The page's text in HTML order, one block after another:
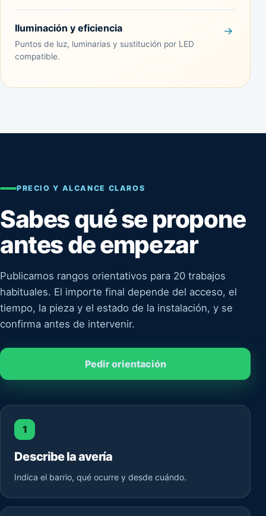
Iluminación y eficiencia
Puntos de luz, luminarias y sustitución por LED
compatible.
PRECIO Y ALCANCE CLAROS
Sabes qué se propone
antes de empezar
Publicamos rangos orientativos para 20 trabajos
habituales. El importe final depende del acceso, el
tiempo, la pieza y el estado de la instalación, y se
confirma antes de intervenir.
Pedir orientación
1
Describe la avería
Indica el barrio, qué ocurre y desde cuándo.